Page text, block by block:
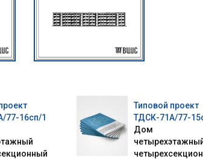
77-16сп/1
Типовой проект
ТДСК-71А/77-
Дом